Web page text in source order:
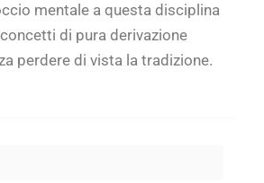
mentale a questa disciplina
di pura derivazione
perdere di vista la tradizione.